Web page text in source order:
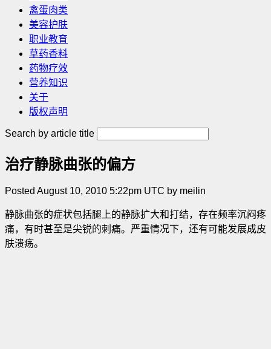
禽蛋肉类
美容护肤
职业教育
草药香料
药物疗效
营养知识
关于
版权声明
Search by article title
治疗静脉曲张的偏方
Posted August 10, 2010 5:22pm UTC by meilin
静脉曲张的症状包括腿上的静脉扩大和打结，存在频率沉闷疼
痛，有时甚至是尖锐的刺痛。严重情况下，还有可能发展成皮
肤溃疡。